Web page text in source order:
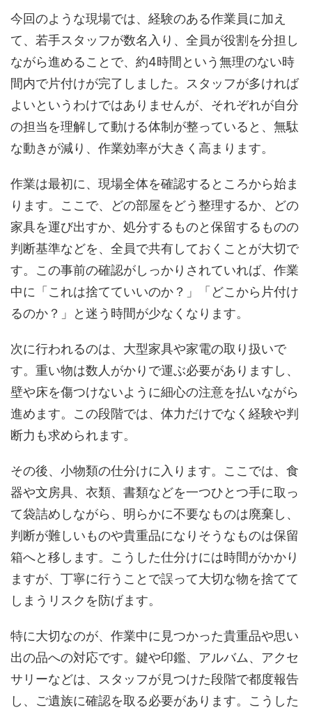
今回のような現場では、経験のある作業員に加え
て、若手スタッフが数名入り、全員が役割を分担し
ながら進めることで、約4時間という無理のない時
間内で片付けが完了しました。スタッフが多ければ
よいというわけではありませんが、それぞれが自分
の担当を理解して動ける体制が整っていると、無駄
な動きが減り、作業効率が大きく高まります。
作業は最初に、現場全体を確認するところから始ま
ります。ここで、どの部屋をどう整理するか、どの
家具を運び出すか、処分するものと保留するものの
判断基準などを、全員で共有しておくことが大切で
す。この事前の確認がしっかりされていれば、作業
中に「これは捨てていいのか？」「どこから片付け
るのか？」と迷う時間が少なくなります。
次に行われるのは、大型家具や家電の取り扱いで
す。重い物は数人がかりで運ぶ必要がありますし、
壁や床を傷つけないように細心の注意を払いながら
進めます。この段階では、体力だけでなく経験や判
断力も求められます。
その後、小物類の仕分けに入ります。ここでは、食
器や文房具、衣類、書類などを一つひとつ手に取っ
て袋詰めしながら、明らかに不要なものは廃棄し、
判断が難しいものや貴重品になりそうなものは保留
箱へと移します。こうした仕分けには時間がかかり
ますが、丁寧に行うことで誤って大切な物を捨てて
しまうリスクを防げます。
特に大切なのが、作業中に見つかった貴重品や思い
出の品への対応です。鍵や印鑑、アルバム、アクセ
サリーなどは、スタッフが見つけた段階で都度報告
し、ご遺族に確認を取る必要があります。こうした